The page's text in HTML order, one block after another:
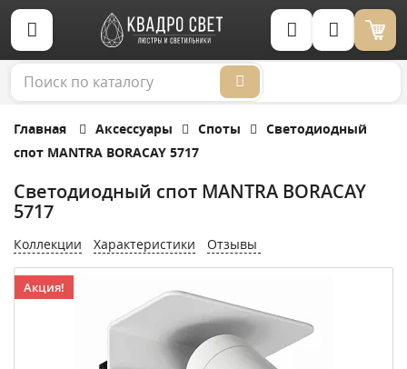
Корзина (0)
Главная Аксессуары Споты
Светодиодный
спот MANTRA BORACAY 5717
Светодиодный спот MANTRA BORACAY
5717
Коллекции Характеристики Отзывы
Акция!